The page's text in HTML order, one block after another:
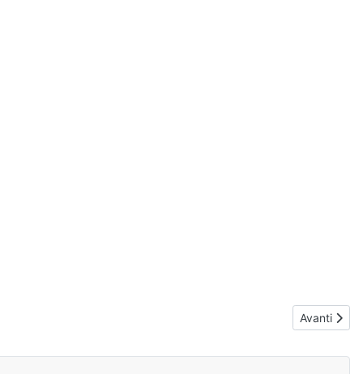
Articolo
Avanti